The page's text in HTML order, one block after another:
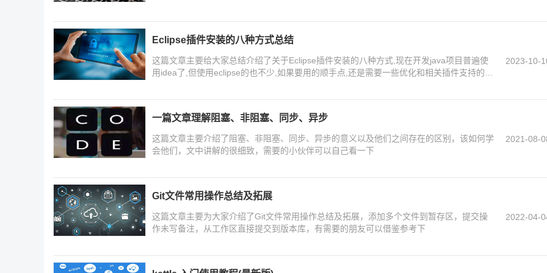
Eclipse插件安装的八种方式总结
这篇文章主要给大家总结介绍了关于Eclipse插件安装的八种方式,现在开发java项目普遍使
用idea了,但使用eclipse的也不少,如果要用的顺手点,还是需要一些优化和相关插件支持的,
2023-10-
一篇文章理解阻塞、非阻塞、同步、异步
这篇文章主要介绍了阻塞、非阻塞、同步、异步的意义以及他们之间存在的区别，该如何学
会他们，文中讲解的很细致，需要的小伙伴可以自己看一下
2021-08-
Git文件常用操作总结及拓展
这篇文章主要为大家介绍了Git文件常用操作总结及拓展，添加多个文件到暂存区，提交操
作未写备注，从工作区直接提交到版本库，有需要的朋友可以借鉴参考下
2022-04-